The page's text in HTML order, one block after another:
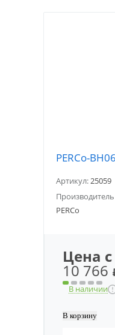
PERCo-
Артикул:25059
Производитель
PERCo
Цена
10 766
В наличии